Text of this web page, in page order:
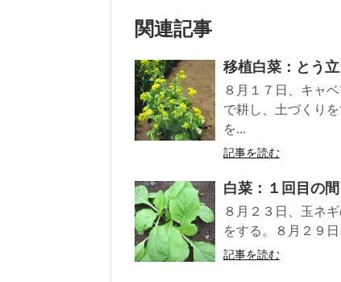
関連記事
移植白菜：とう
８月１７日、キャ
で耕し、土づくり
を...
記事を読む
白菜：１回目の
８月２３日、玉ネ
をする。８月２９
記事を読む